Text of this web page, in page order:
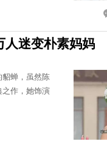
人迷变朴素妈妈
貂蝉，虽然陈
之作，她饰演